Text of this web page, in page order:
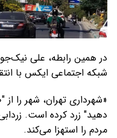
در همین رابطه، علی
شبکه اجتماعی ایکس با
«شهرداری تهران، شهر را
دهید" زرد کرده است.
مردم را استهزا می‌کند.